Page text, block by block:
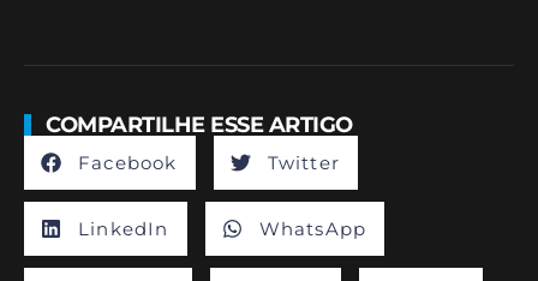
COMPARTILHE ESSE ARTIGO
Facebook Twitter
LinkedIn WhatsApp